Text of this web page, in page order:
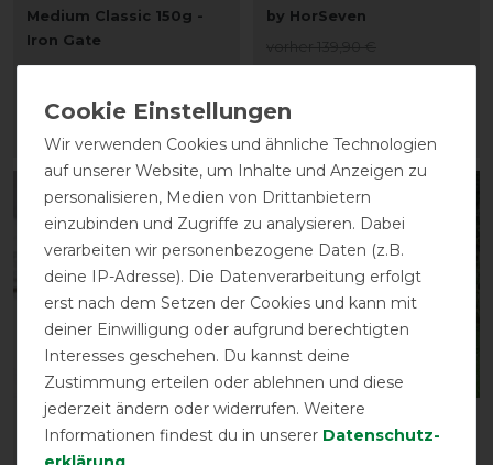
Medium Classic 150g -
Iron Gate
ARTIKEL MERKEN
by HorSeven
ARTIKEL MERKEN
-10%
Bucas Irish Turnout
-10%
Wir verwenden Cookies und ähnliche Technologien
auf unserer Website, um Inhalte und Anzeigen zu
personalisieren, Medien von Drittanbietern
einzubinden und Zugriffe zu analysieren. Dabei
verarbeiten wir personenbezogene Daten (z.B.
deine IP-Adresse). Die Datenverarbeitung erfolgt
erst nach dem Setzen der Cookies und kann mit
deiner Einwilligung oder aufgrund berechtigten
Interesses geschehen. Du kannst deine
Zustimmung erteilen oder ablehnen und diese
jederzeit ändern oder widerrufen. Weitere
Informationen findest du in unserer Daten­schutz­